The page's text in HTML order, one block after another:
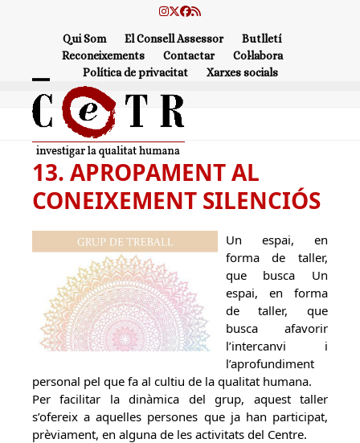
Instagram
Twitter
Facebook
RSS
Qui Som El Consell Assessor
Butlletí
Reconeixements
Contactar
Col·labora
Política de privacitat
Xarxes socials
Open
mobile
menu
Close
mobile
menu
13. APROPAMENT AL
CONEIXEMENT SILENCIÓS
Un espai, en
forma de taller,
que busca Un
espai, en forma
de taller, que
busca afavorir
l’intercanvi i
l’aprofundiment
personal pel que fa al cultiu de la qualitat humana.
Per facilitar la dinàmica del grup, aquest taller
s’ofereix a aquelles persones que ja han participat,
prèviament, en alguna de les activitats del Centre.